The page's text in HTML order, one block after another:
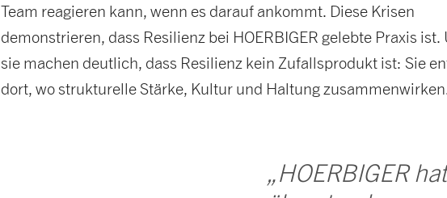
Team reagieren kann, wenn es darauf ankommt. Diese Krisen
demonstrieren, dass Resilienz bei HOERBIGER gelebte Praxis ist.
sie machen deutlich, dass Resilienz kein Zufallsprodukt ist: Sie
dort, wo strukturelle Stärke, Kultur und Haltung
„HOERBIGER